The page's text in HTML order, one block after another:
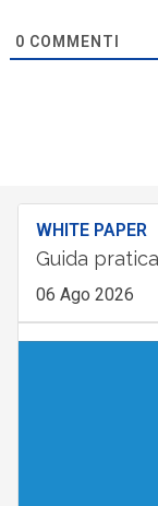
0 COMMENTI
WHITE PAPER
Guida
06 Ago 2026